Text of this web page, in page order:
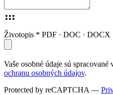
Životopis * PDF · DOC · DOCX
Vaše osobné údaje sú spracované
ochranu osobných údajov.
Protected by reCAPTCHA —